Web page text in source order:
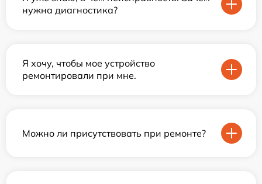
нужна диагностика?
Я хочу, чтобы мое устройство
ремонтировали при мне.
Можно ли присутствовать при ремонте?